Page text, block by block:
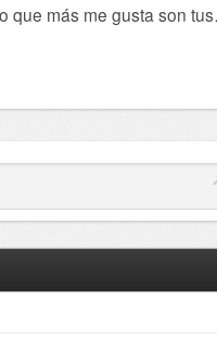
que más me gusta son